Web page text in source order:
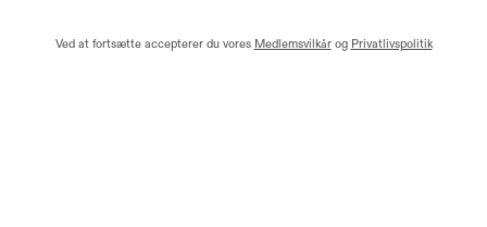
Ved at fortsætte accepterer du vores Medlemsvilkår og Privatlivspolitik